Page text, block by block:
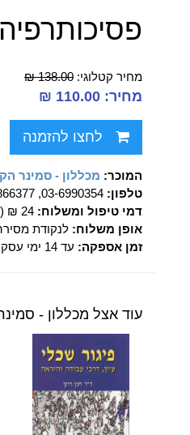
מחיר קטלוגי: 138.00 ₪
מחיר: 110.00 ₪
לחצו להזמנה
המוכר: מכללון - סמינר
טלפון: 03-6990354, 052-6866377 (מכללון)
דמי טיפול ומשלוח: 24 ₪ (לכל כמות של מוצרים בהזמנה)
אופן משלוח: לנקודת
זמן אספקה: עד 14 ימי עסקים
עוד אצל מכללון -